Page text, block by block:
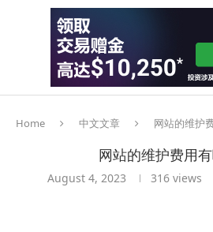
Home 中文文章 网站的维护
网站的维护费用
August 4, 2023 316views